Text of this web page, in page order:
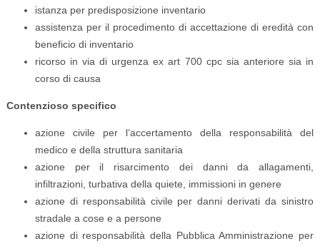
istanza per predisposizione inventario
assistenza per il procedimento di accettazione di eredità con
beneficio di inventario
ricorso in via di urgenza ex art 700 cpc sia anteriore sia in
corso di causa
Contenzioso specifico
azione civile per l’accertamento della responsabilità del
medico e della struttura sanitaria
azione per il risarcimento dei danni da allagamenti,
infiltrazioni, turbativa della quiete, immissioni in genere
azione di responsabilità civile per danni derivati da sinistro
stradale a cose e a persone
azione di responsabilità della Pubblica Amministrazione per